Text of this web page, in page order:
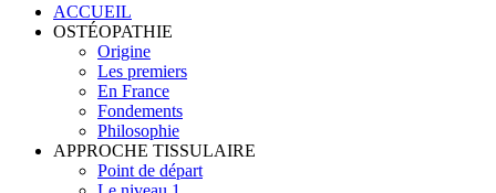
ACCUEIL
OSTÉOPATHIE
Origine
Les premiers
En France
Fondements
Philosophie
APPROCHE TISSULAIRE
Point de départ